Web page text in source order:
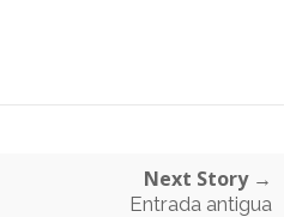
Next Story →
Entrada antigua